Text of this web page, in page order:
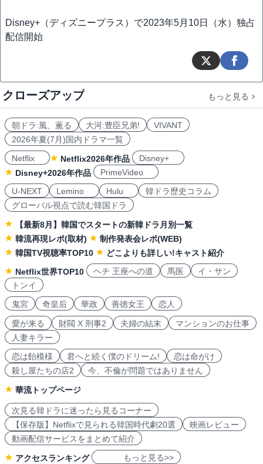
Disney+（ディズニープラス）で2023年5月10日（水）独占
配信開始
クローズアップ もっと見る
朝ドラ:風、薫る 大河:豊臣兄弟!
VIVANT
2026年夏(7月)国内ドラマ一覧
Netflix
Netflix2026年作品
Disney+
Disney+2026年作品
PrimeVideo
U-NEXT
Lemino Hulu
韓ドラ歴史コラム
グローバル視点で読む韓国ドラ
【最新8月】韓国でスタートの新韓ドラ月別一覧
韓流再現レポ(取材)
制作発表会レポ(WEB)
韓国TV視聴率TOP10
どこよりも詳しい!キャスト紹介
Netflix世界TOP10
ヘチ 王座への道 馬医
イ・サン
トンイ
鬼宮
奇皇后 華政 善徳女王 恋人
愛が来る 財閥 X 刑事2 夫婦の結末
マンションのお仕事
人妻キラー
恋は飴模様
君へと続く僕のドリーム!
恋は命がけ
殺し屋たちの店2
今、不倫が問題ではありません
華流トップページ
次見る韓ドラに迷ったら見るコーナー
【保存版】Netflixで見られる韓国時代劇20選
映画レビュー
動画配信サービスをまとめて紹介
アクセスランキング もっと見る>>